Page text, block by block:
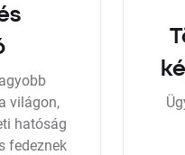
világon,
hatóság
fedeznek